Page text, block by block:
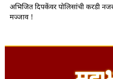
अभिजित दिपकेंवर पोलिसांची करडी
मज्जाव !